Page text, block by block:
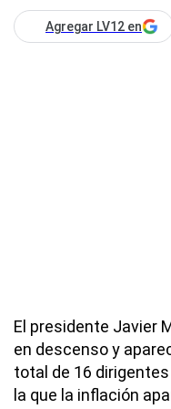
Agregar LV12 en
El presidente Javier
en descenso y
total de 16
la que la inflación